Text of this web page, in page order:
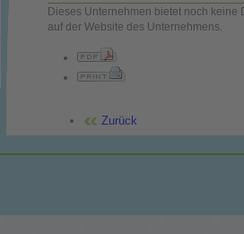
Dieses Unternehmen bietet noch
auf der Website des Unternehmens.
Zurück